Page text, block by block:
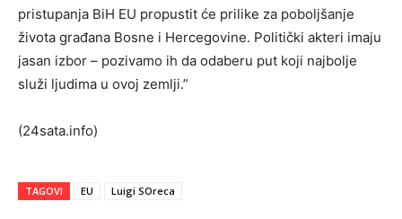
pristupanja BiH EU propustit će prilike za poboljšanje
života građana Bosne i Hercegovine. Politički akteri imaju
jasan izbor – pozivamo ih da odaberu put koji najbolje
služi ljudima u ovoj zemlji.”
(24sata.info)
TAGOVI EU Luigi SOreca